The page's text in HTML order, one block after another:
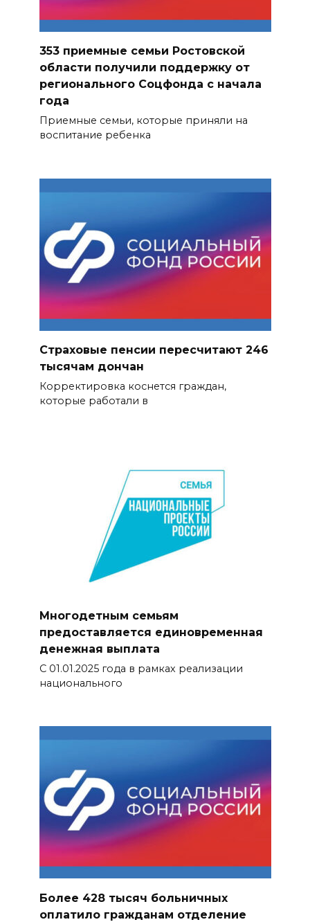
353 приемные семьи Ростовской
области получили поддержку от
регионального Соцфонда с начала
года
Приемные семьи, которые приняли на
воспитание ребенка
Страховые пенсии пересчитают 246
тысячам дончан
Корректировка коснется граждан,
которые работали в
Многодетным семьям
предоставляется единовременная
денежная выплата
С 01.01.2025 года в рамках реализации
национального
Более 428 тысяч больничных
оплатило гражданам отделение